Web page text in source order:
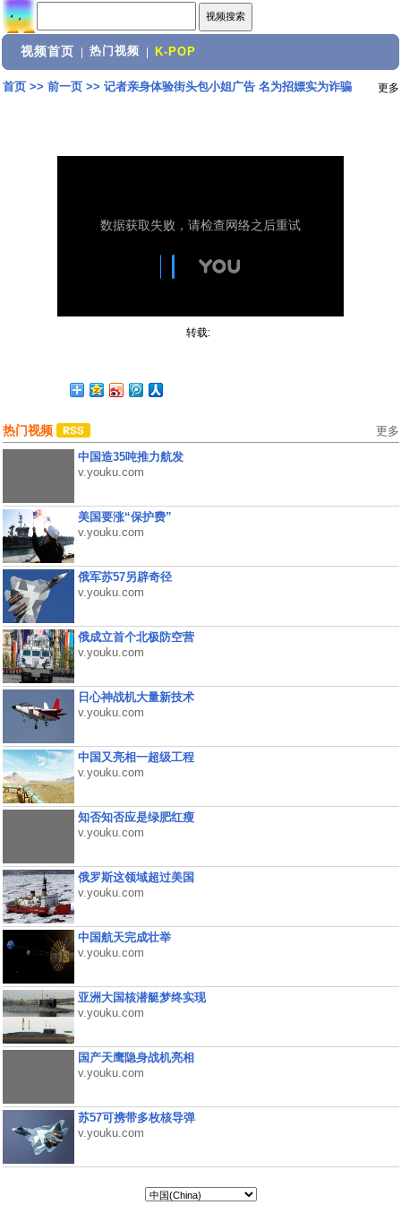
视频首页 热门视频 K-POP
首页>> 前一页>> 记者亲身体验街头包小姐广告 名为招嫖实为诈骗 更多
转载:
热门视频 更多
中国造35吨推力航发
v.youku.com
美国要涨“保护费”
v.youku.com
俄军苏57另辟奇径
v.youku.com
俄成立首个北极防空营
v.youku.com
日心神战机大量新技术
v.youku.com
中国又亮相一超级工程
v.youku.com
知否知否应是绿肥红瘦
v.youku.com
俄罗斯这领域超过美国
v.youku.com
中国航天完成壮举
v.youku.com
亚洲大国核潜艇梦终实现
v.youku.com
国产天鹰隐身战机亮相
v.youku.com
苏57可携带多枚核导弹
v.youku.com